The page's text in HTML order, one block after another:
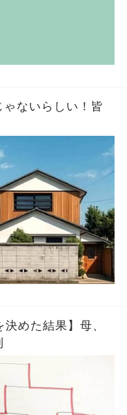
ないらしい￼！皆
めた結果】母、